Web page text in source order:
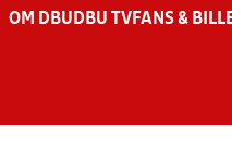
OM DBU DBU TV FANS &